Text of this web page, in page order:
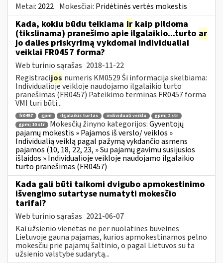
Metai: 2022 Mokesčiai: Pridėtinės vertės mokestis
Kada, kokiu būdu teikiama ir kaip pildoma
(tikslinama) pranešimo apie ilgalaikio...turto ar
jo dalies priskyrimą vykdomai individualiai
veiklai FR0457 forma?
Web turinio sąrašas 2018-11-22
Registracijos numeris KM0529 Ši informacija skelbiama:
Individualioje veikloje naudojamo ilgalaikio turto
pranešimas (FR0457) Pateikimo terminas FR0457 forma
VMI turi būti...
fr0457 gpm ilgalaikis turtas individuali veikla
gpmį 2 str
gpmį 10 str
Mokesčių žinyno kategorijos:Gyventojų
pajamų mokestis » Pajamos iš verslo/ veiklos »
Individualią veiklą pagal pažymą vykdančio asmens
pajamos (10, 18, 22, 23, » Su pajamų gavimu susijusios
išlaidos » Individualioje veikloje naudojamo ilgalaikio
turto pranešimas (FR0457)
Kada gali būti taikomi dvigubo apmokestinimo
išvengimo sutartyse numatyti mokesčio
tarifai?
Web turinio sąrašas 2021-06-07
Kai užsienio vienetas ne per nuolatines buveines
Lietuvoje gauna pajamas, kurios apmokestinamos pelno
mokesčiu prie pajamų šaltinio, o pagal Lietuvos su ta
užsienio valstybe sudarytą...